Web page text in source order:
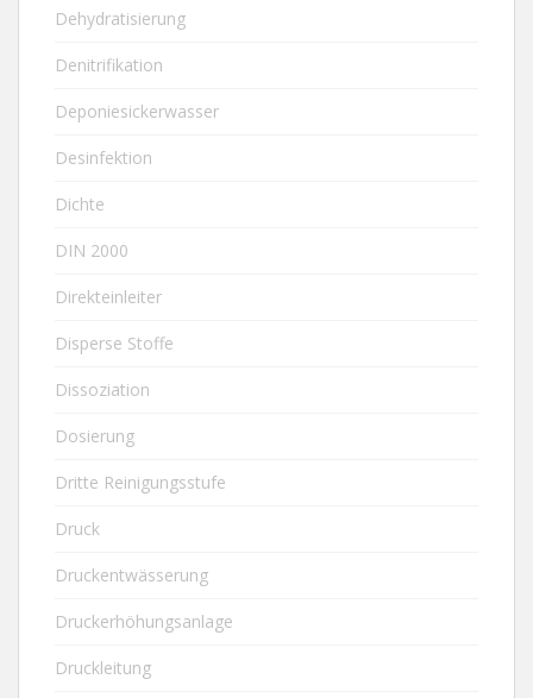
Dehydratisierung
Denitrifikation
Deponiesickerwasser
Desinfektion
Dichte
DIN 2000
Direkteinleiter
Disperse Stoffe
Dissoziation
Dosierung
Dritte Reinigungsstufe
Druck
Druckentwässerung
Druckerhöhungsanlage
Druckleitung